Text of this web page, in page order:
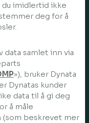
imidlertid ikke
deg for å
data samlet inn via
»), bruker Dynata
Dynatas kunder
data til å gi deg
å måle
beskrevet mer